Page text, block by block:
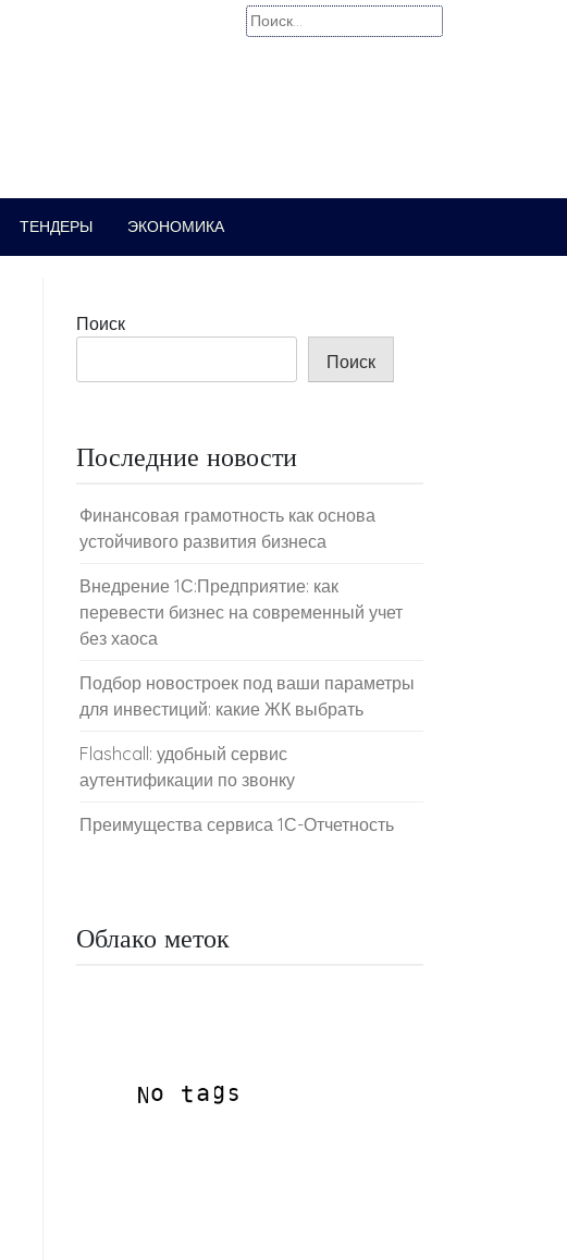
Найти:
ТЕНДЕРЫ ЭКОНОМИКА
Поиск
Поиск
Последние новости
Финансовая грамотность как основа
устойчивого развития бизнеса
Внедрение 1С:Предприятие: как
перевести бизнес на современный учет
без хаоса
Подбор новостроек под ваши параметры
для инвестиций: какие ЖК выбрать
Flashcall: удобный сервис
аутентификации по звонку
Преимущества сервиса 1С-Отчетность
Облако меток